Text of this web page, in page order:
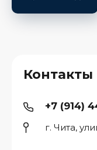
Контакты
+7 (914)
г. Чита,